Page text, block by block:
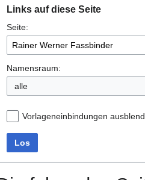
Navigation
springen
Suche
springen
Links auf diese Seite
Seite:
Namensraum:
alle
Vorlageneinbindungen
Los